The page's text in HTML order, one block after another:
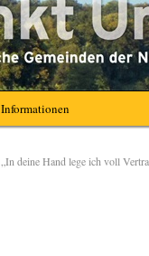
Informationen
„In deine Hand lege ich voll